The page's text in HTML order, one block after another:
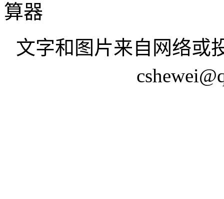
算器
文字和图片来自网络或